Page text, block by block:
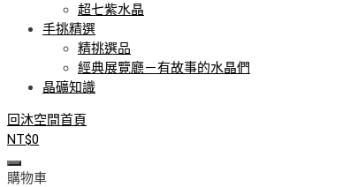
超七紫水晶
手挑精選
精挑選品
經典展覽廳－有故事的水晶們
晶礦知識
回沐空間首頁
NT$0
購物車